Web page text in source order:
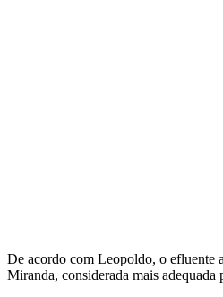
De acordo com Leopoldo, o efluente
Miranda, considerada mais